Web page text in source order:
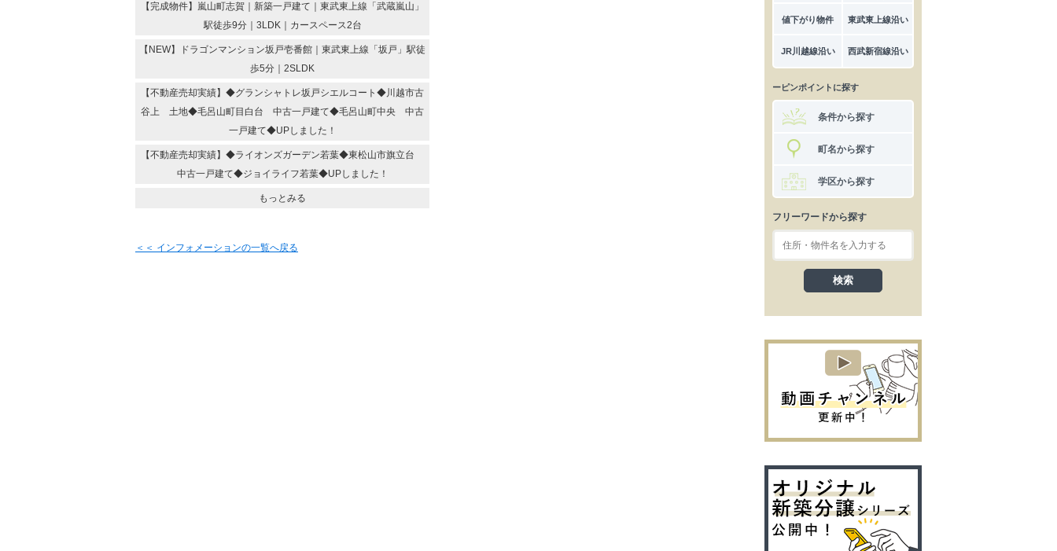
【完成物件】嵐山町志賀｜新築一戸建て｜東武東上線「武蔵嵐山」
駅徒歩9分｜3LDK｜カースペース2台
【NEW】ドラゴンマンション坂戸壱番館｜東武東上線「坂戸」駅徒
歩5分｜2SLDK
【不動産売却実績】◆グランシャトレ坂戸シエルコート◆川越市古
谷上 土地◆毛呂山町目白台 中古一戸建て◆毛呂山町中央 中古
一戸建て◆UPしました！
【不動産売却実績】◆ライオンズガーデン若葉◆東松山市旗立台
中古一戸建て◆ジョイライフ若葉◆UPしました！
もっとみる
＜＜ インフォメーションの一覧へ戻る
値下がり物件 東武東上線沿い
JR川越線沿い 西武新宿線沿い
ーピンポイントに探す
条件から探す
町名から探す
学区から探す
フリーワードから探す